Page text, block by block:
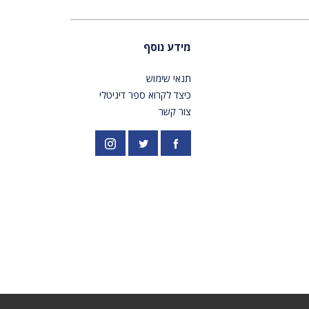
מידע נוסף
תנאי שימוש
כיצד לקרוא ספר דיגיטלי
צור קשר
פייסבוק PardesPublish
אינסטגרם